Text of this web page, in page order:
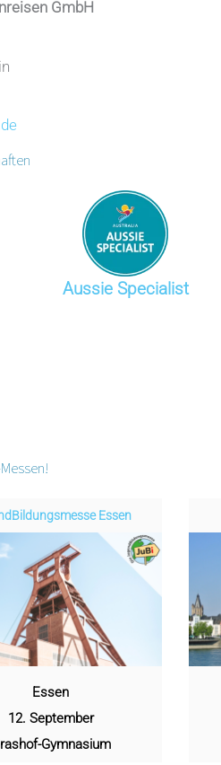
GmbH
Aussie Specialist
Essen
Essen
12. September
Gymnasium